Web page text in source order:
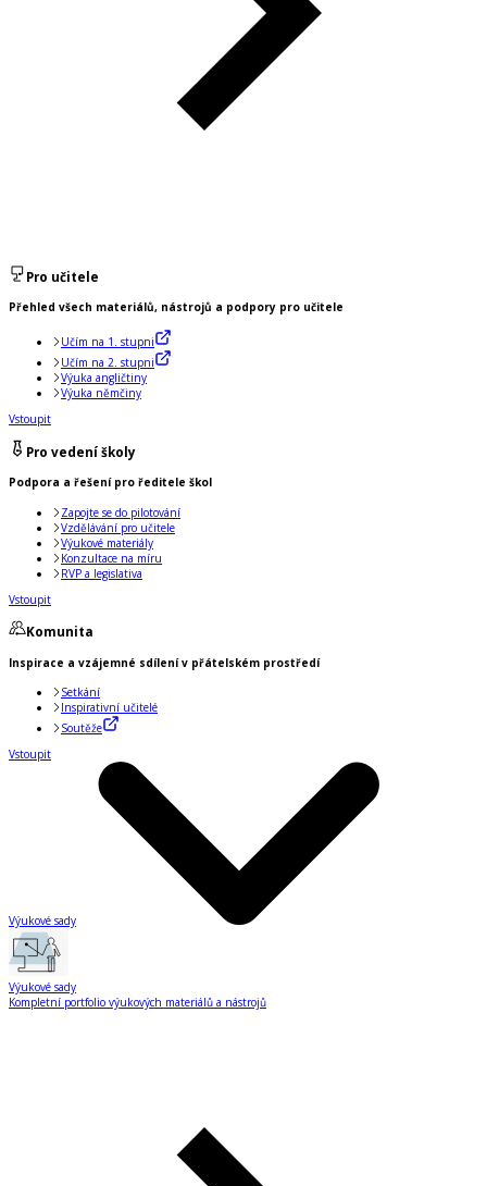
Pro učitele
Přehled všech materiálů, nástrojů a podpory pro učitele
Učím na 1. stupni
Učím na 2. stupni
Výuka angličtiny
Výuka němčiny
Vstoupit
Pro vedení školy
Podpora a řešení pro ředitele škol
Zapojte se do pilotování
Vzdělávání pro učitele
Výukové materiály
Konzultace na míru
RVP a legislativa
Vstoupit
Komunita
Inspirace a vzájemné sdílení v přátelském prostředí
Setkání
Inspirativní učitelé
Soutěže
Vstoupit
Výukové sady
Výukové sady
Kompletní portfolio výukových materiálů a nástrojů